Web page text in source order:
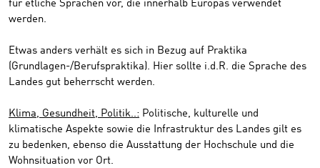
für etliche Sprachen vor, die innerhalb Europas verwendet
werden.
Etwas anders verhält es sich in Bezug auf Praktika
(Grundlagen-/Berufspraktika). Hier sollte i.d.R. die Sprache des
Landes gut beherrscht werden.
Klima, Gesundheit, Politik..: Politische, kulturelle und
klimatische Aspekte sowie die Infrastruktur des Landes gilt es
zu bedenken, ebenso die Ausstattung der Hochschule und die
Wohnsituation vor Ort.